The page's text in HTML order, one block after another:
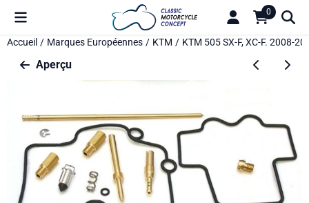
Préférences de cookies disponibles. Choisissez les paramètres
0
Accueil / Marques Européennes / KTM / KTM 505 SX-F, XC-F. 2008-
Aperçu